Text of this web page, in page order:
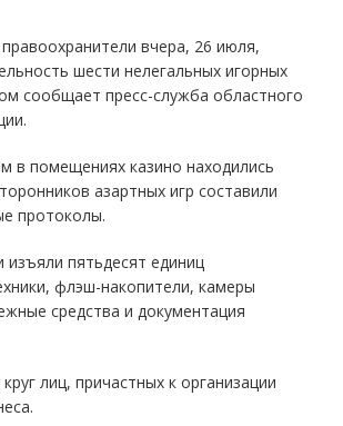
вчера, 26 июля,
шести нелегальных игорных
сообщает пресс-служба областного
в помещениях казино находились
азартных игр составили
протоколы.
изъяли пятьдесят единиц
флэш-накопители, камеры
средства и документация
лиц, причастных к организации